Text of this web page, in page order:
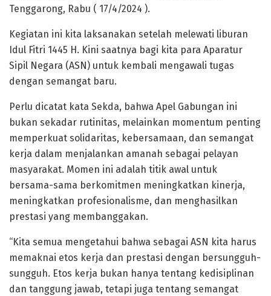
Tenggarong, Rabu ( 17/4/2024 ).
Kegiatan ini kita laksanakan setelah melewati liburan
Idul Fitri 1445 H. Kini saatnya bagi kita para Aparatur
Sipil Negara (ASN) untuk kembali mengawali tugas
dengan semangat baru.
Perlu dicatat kata Sekda, bahwa Apel Gabungan ini
bukan sekadar rutinitas, melainkan momentum penting
memperkuat solidaritas, kebersamaan, dan semangat
kerja dalam menjalankan amanah sebagai pelayan
masyarakat. Momen ini adalah titik awal untuk
bersama-sama berkomitmen meningkatkan kinerja,
meningkatkan profesionalisme, dan menghasilkan
prestasi yang membanggakan.
“Kita semua mengetahui bahwa sebagai ASN kita harus
memaknai etos kerja dan prestasi dengan bersungguh-
sungguh. Etos kerja bukan hanya tentang kedisiplinan
dan tanggung jawab, tetapi juga tentang semangat